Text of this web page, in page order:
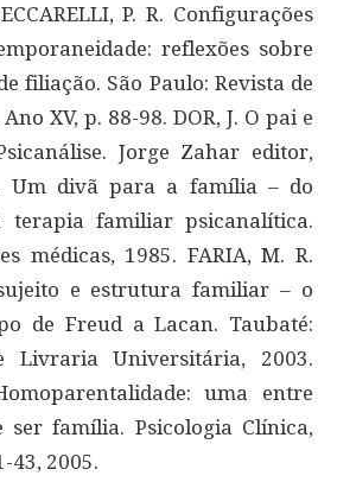
P. R. Configurações
reflexões sobre
filiação. São Paulo: Revista de
XV, p. 88-98. DOR, J. O pai e
Jorge Zahar editor,
Um divã para a família – do
terapia familiar psicanalítica.
médicas, 1985. FARIA, M. R.
e estrutura familiar – o
de Freud a Lacan. Taubaté:
Livraria Universitária, 2003.
uma entre
ser família. Psicologia Clínica,
43, 2005.